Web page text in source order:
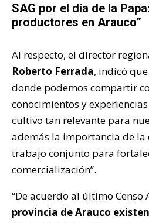
SAG por el día de la
productores en Arauco”
Al respecto, el director
Roberto Ferrada, indicó
donde podemos compartir
conocimientos y
cultivo tan relevante para
además la importancia de la
trabajo conjunto para
comercialización”.
“De acuerdo al último Censo
provincia de Arauco